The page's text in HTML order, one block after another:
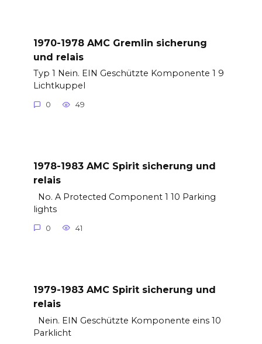
1970-1978 AMC Gremlin sicherung
und relais
Typ 1 Nein. EIN Geschützte Komponente 1 9
Lichtkuppel
0 49
1978-1983 AMC Spirit sicherung und
relais
No. A Protected Component 1 10 Parking
lights
0 41
1979-1983 AMC Spirit sicherung und
relais
Nein. EIN Geschützte Komponente eins 10
Parklicht